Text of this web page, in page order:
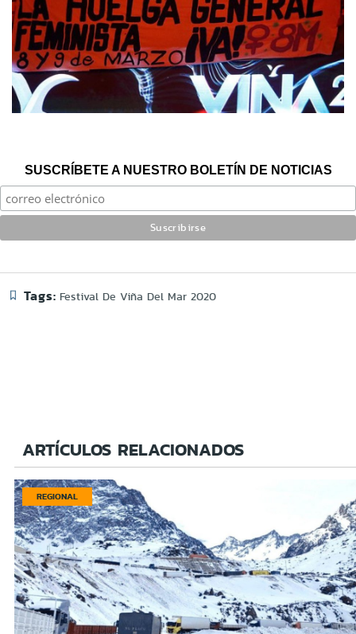
SUSCRÍBETE A NUESTRO BOLETÍN DE NOTICIAS
Tags: Festival De Viña Del Mar 2020
ARTÍCULOS RELACIONADOS
REGIONAL